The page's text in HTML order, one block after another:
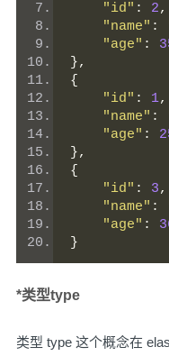
"id" : 2,
"name" :
"age" :
},
{
"id" : 1,
"name" :
"age" :
},
{
"id" : 3,
"name" :
"age" :
}
*类型type
类型 type 这个概念在